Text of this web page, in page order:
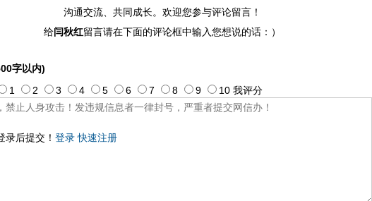
沟通交流、共同成长。欢迎您参与评论留言！
给闫秋红留言请在下面的评论框中输入您想说的话：）
字以内)
录后提交！ 登录 快速注册
1 2 3 4 5 6 7 8 9 10 我评分